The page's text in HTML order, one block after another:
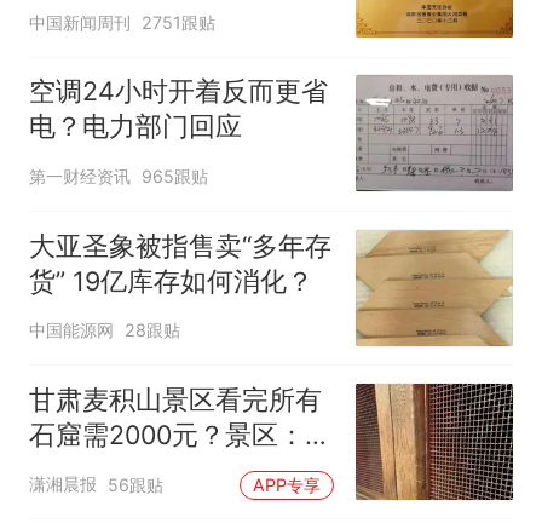
官方回应
中国新闻周刊 2751跟贴
空调24小时开着反而更省
电？电力部门回应
第一财经资讯 965跟贴
大亚圣象被指售卖“多年存
货” 19亿库存如何消化？
中国能源网 28跟贴
甘肃麦积山景区看完所有
石窟需2000元？景区：部
分石窟受特别保护，游客
可按需买
潇湘晨报 56跟贴 APP专享